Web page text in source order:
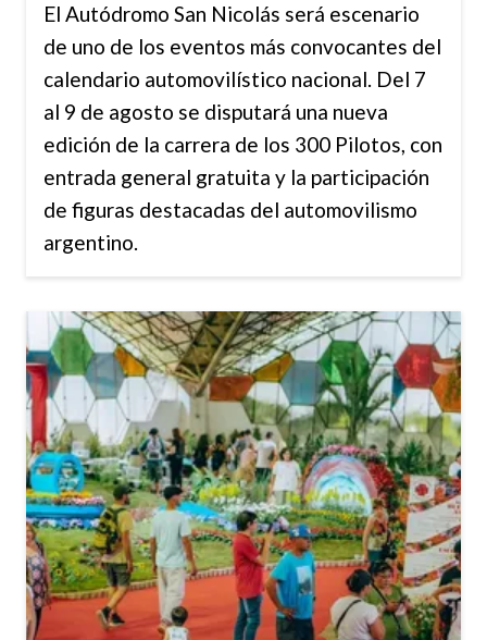
El Autódromo San Nicolás será escenario
de uno de los eventos más convocantes del
calendario automovilístico nacional. Del 7
al 9 de agosto se disputará una nueva
edición de la carrera de los 300 Pilotos, con
entrada general gratuita y la participación
de figuras destacadas del automovilismo
argentino.